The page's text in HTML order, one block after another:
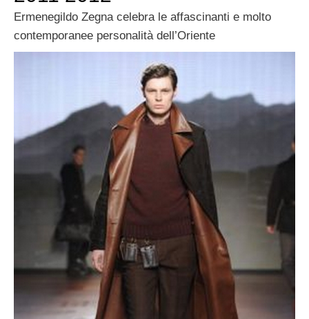
Ermenegildo Zegna celebra le affascinanti e molto
contemporanee personalità dell’Oriente